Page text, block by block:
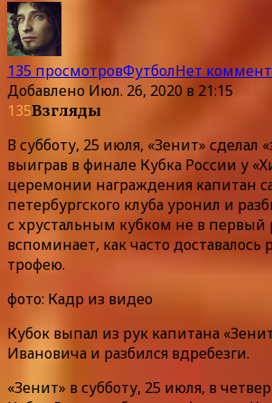
135 просмотровФутболНет
Добавлено Июл. 26, 2020 в 21:15
135Взгляды
В субботу, 25 июля, «Зенит» сделал
выиграв в финале Кубка России у
церемонии награждения капитан
петербургского клуба уронил и
с хрустальным кубком не в первый
вспоминает, как часто доставалось
трофею.
фото: Кадр из видео
Кубок выпал из рук капитана
Ивановича и разбился вдребезги.
«Зенит» в субботу, 25 июля, в